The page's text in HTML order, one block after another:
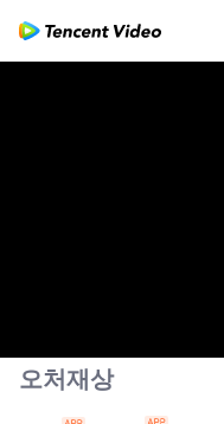
오처재상